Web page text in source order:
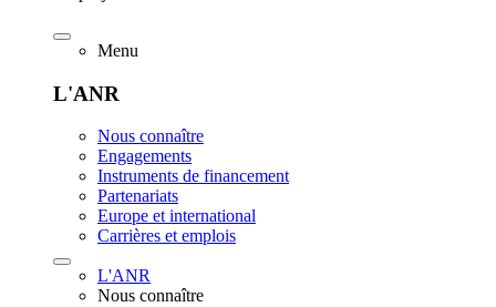
Menu
L'ANR
Nous connaître
Engagements
Instruments de financement
Partenariats
Europe et international
Carrières et emplois
L'ANR
Nous connaître